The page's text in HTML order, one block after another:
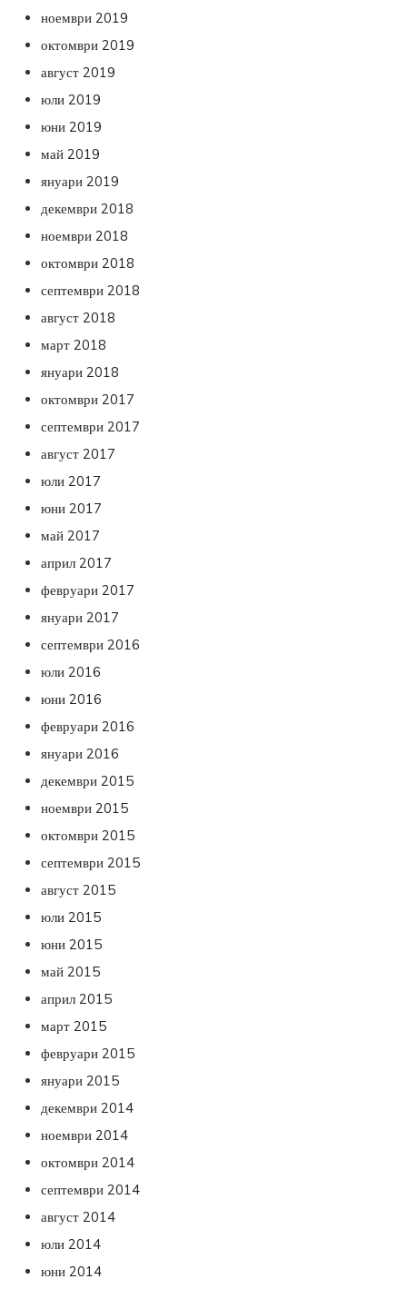
ноември 2019
октомври 2019
август 2019
юли 2019
юни 2019
май 2019
януари 2019
декември 2018
ноември 2018
октомври 2018
септември 2018
август 2018
март 2018
януари 2018
октомври 2017
септември 2017
август 2017
юли 2017
юни 2017
май 2017
април 2017
февруари 2017
януари 2017
септември 2016
юли 2016
юни 2016
февруари 2016
януари 2016
декември 2015
ноември 2015
октомври 2015
септември 2015
август 2015
юли 2015
юни 2015
май 2015
април 2015
март 2015
февруари 2015
януари 2015
декември 2014
ноември 2014
октомври 2014
септември 2014
август 2014
юли 2014
юни 2014